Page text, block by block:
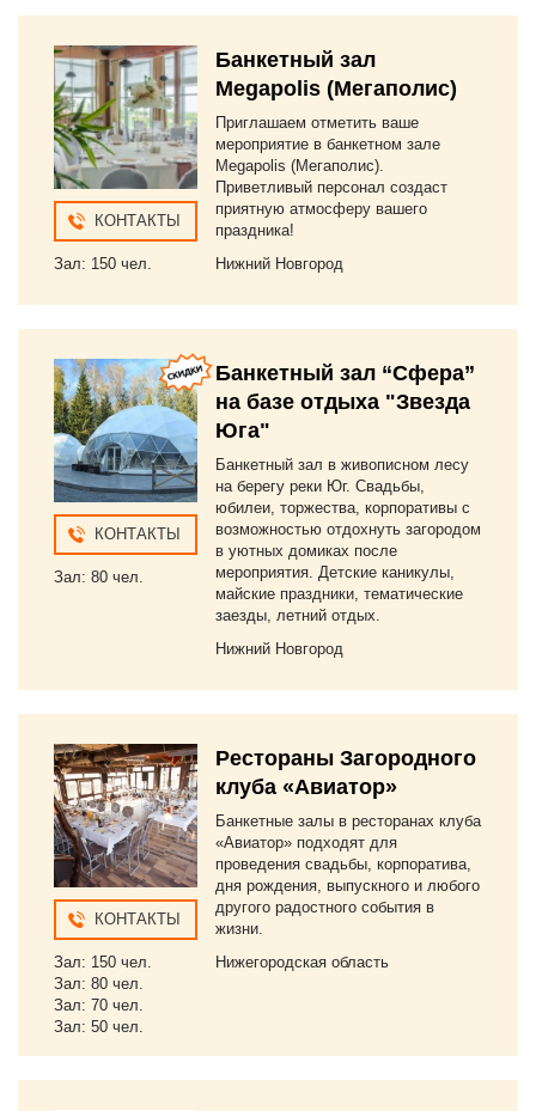
КОНТАКТЫ
Зал: 150 чел.
Банкетный зал
Megapolis (Мегаполис)
Приглашаем отметить ваше
мероприятие в банкетном зале
Megapolis (Мегаполис).
Приветливый персонал создаст
приятную атмосферу вашего
праздника!
Нижний Новгород
КОНТАКТЫ
Зал: 80 чел.
Банкетный зал “Сфера”
на базе отдыха "Звезда
Юга"
Банкетный зал в живописном лесу
на берегу реки Юг. Свадьбы,
юбилеи, торжества, корпоративы с
возможностью отдохнуть загородом
в уютных домиках после
мероприятия. Детские каникулы,
майские праздники, тематические
заезды, летний отдых.
Нижний Новгород
КОНТАКТЫ
Зал: 150 чел.
Зал: 80 чел.
Зал: 70 чел.
Зал: 50 чел.
Рестораны Загородного
клуба «Авиатор»
Банкетные залы в ресторанах клуба
«Авиатор» подходят для
проведения свадьбы, корпоратива,
дня рождения, выпускного и любого
другого радостного события в
жизни.
Нижегородская область